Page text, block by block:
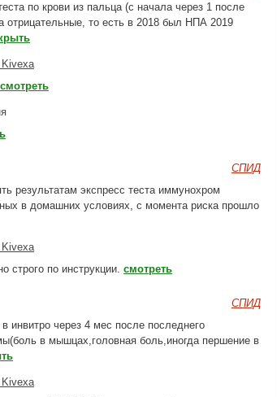
по крови из пальца (с начала через 1 после
отрицательные, то есть в 2018 был НПА 2019
Kivexa
смотреть
СПИД
результатам экспресс теста иммунохром
в домашних условиях, с момента риска прошло
Kivexa
строго по инструкции. смотреть
СПИД
инвитро через 4 мес после последнего
в мышцах,головная боль,иногда першение в
Kivexa